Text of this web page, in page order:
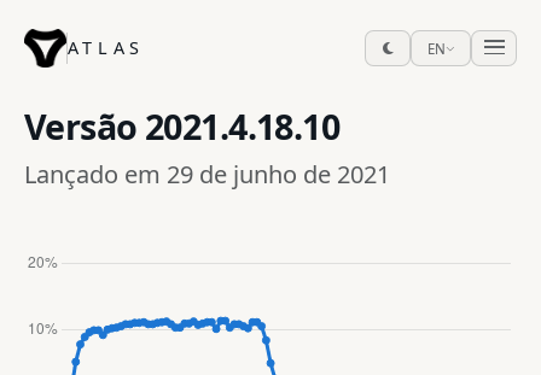
ATLAS EN
Versão 2021.4.18.10
Lançado em 29 de junho de 2021